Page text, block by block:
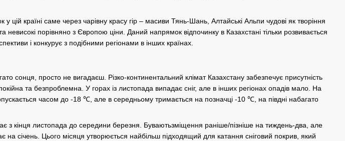
цій країні саме через чарівну красу гір – масиви Тянь-Шань, Алтайські Альпи чудові як творіння
порівняно з Європою ціни. Даний напрямок відпочинку в Казахстані тільки розвивається
і конкурує з подібними регіонами в інших країнах.
сонця, просто не вигадаєш. Різко-континентальний клімат Казахстану забезпечує присутність
та безпроблемна. У горах із листопада випадає сніг, але в інших регіонах опадів мало. На
часом до -18 ℃, але в середньому тримається на позначці -10 ℃, на півдні набагато
з кінця листопада до середини березня. Буваютьзміщення раніше/пізніше на тиждень-два, але
січень. Цього місяця утворюється найбільш підходящий для катання сніговий покрив, який